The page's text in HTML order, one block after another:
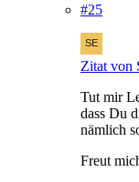
#25
Zitat von
Tut mir
dass Du
nämlich
Freut